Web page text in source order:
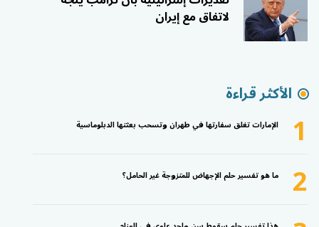
لاتفاق مع إيران
الأكثر قراءة
1 الإمارات تغلق سفارتها في طهران وتسحب بعثتها الدبلوماسية
2 ما هو تفسير حلم الإجهاض للمتزوجة غير الحامل؟